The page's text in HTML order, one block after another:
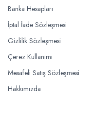
Banka Hesapları
İptal İade Sözleşmesi
Gizlilik Sözleşmesi
Çerez Kullanımı
Mesafeli Satış Sözleşmesi
Hakkımızda